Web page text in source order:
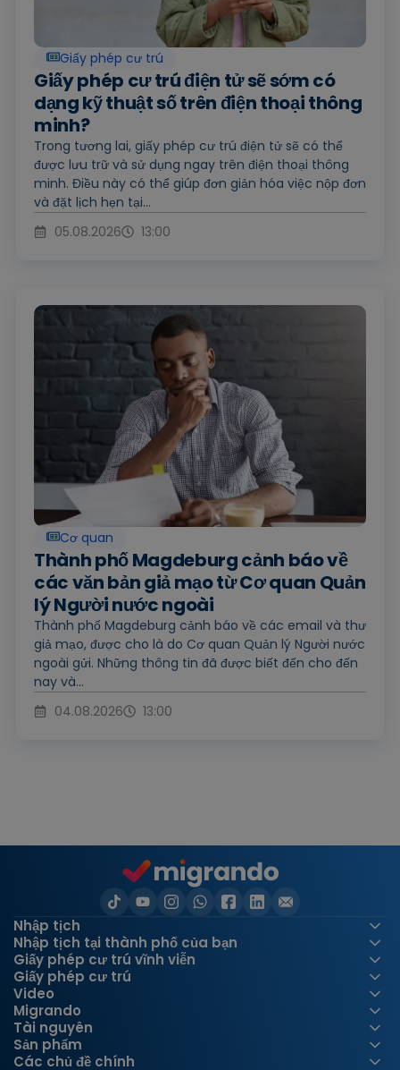
Giấy phép cư trú
Giấy phép cư trú điện tử sẽ sớm có
dạng kỹ thuật số trên điện thoại thông
minh?
Trong tương lai, giấy phép cư trú điện tử sẽ có thể
được lưu trữ và sử dụng ngay trên điện thoại thông
minh. Điều này có thể giúp đơn giản hóa việc nộp đơn
và đặt lịch hẹn tại...
05.08.2026
13:00
Cơ quan
Thành phố Magdeburg cảnh báo về
các văn bản giả mạo từ Cơ quan Quản
lý Người nước ngoài
Thành phố Magdeburg cảnh báo về các email và thư
giả mạo, được cho là do Cơ quan Quản lý Người nước
ngoài gửi. Những thông tin đã được biết đến cho đến
nay và...
04.08.2026
13:00
Nhập tịch
Nhập tịch tại thành phố của bạn
Giấy phép cư trú vĩnh viễn
Giấy phép cư trú
Video
Migrando
Tài nguyên
Sản phẩm
Các chủ đề chính